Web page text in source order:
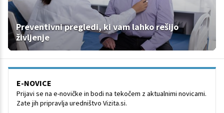
Preventivni pregledi, ki vam lahko rešijo
življenje
E-NOVICE
Prijavi se na e-novičke in bodi na tekočem z aktualnimi novicami.
Zate jih pripravlja uredništvo Vizita.si.